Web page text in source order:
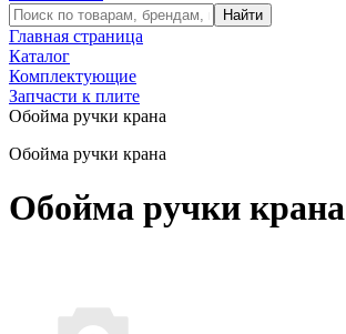
Главная страница
Каталог
Комплектующие
Запчасти к плите
Обойма ручки крана
Обойма ручки крана
Обойма ручки крана